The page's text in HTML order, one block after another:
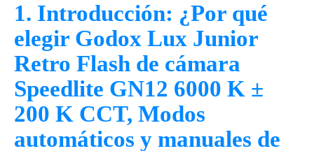
1. Introducción: ¿Por qué
elegir Godox Lux Junior
Retro Flash de cámara
Speedlite GN12 6000 K ±
200 K CCT, Modos
automáticos y manuales de